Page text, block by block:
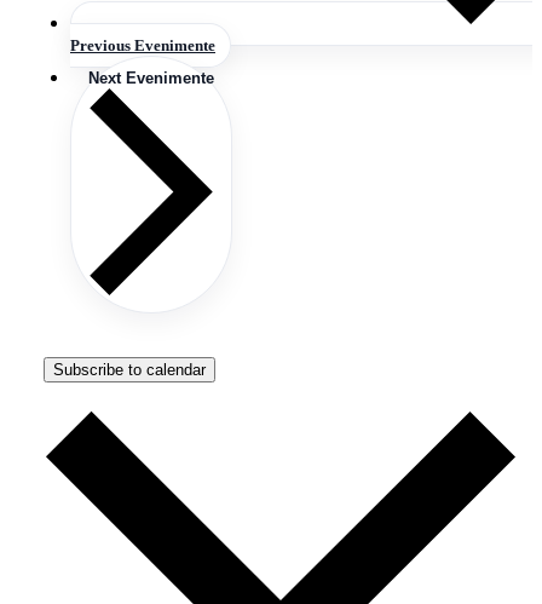
Previous Evenimente
Next Evenimente
Subscribe to calendar